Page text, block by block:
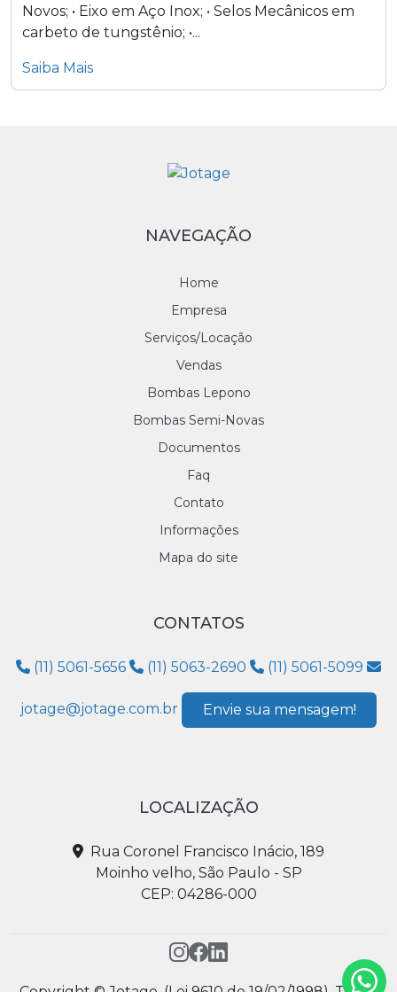
Novos; • Eixo em Aço Inox; • Selos Mecânicos em
carbeto de tungstênio; •...
Saiba Mais
NAVEGAÇÃO
Home
Empresa
Serviços/Locação
Vendas
Bombas Lepono
Bombas Semi-Novas
Documentos
Faq
Contato
Informações
Mapa do site
CONTATOS
(11) 5061-5656 (11) 5063-2690 (11) 5061-5099
jotage@jotage.com.br Envie sua mensagem!
LOCALIZAÇÃO
Rua Coronel Francisco Inácio, 189
Moinho velho, São Paulo - SP
CEP: 04286-000